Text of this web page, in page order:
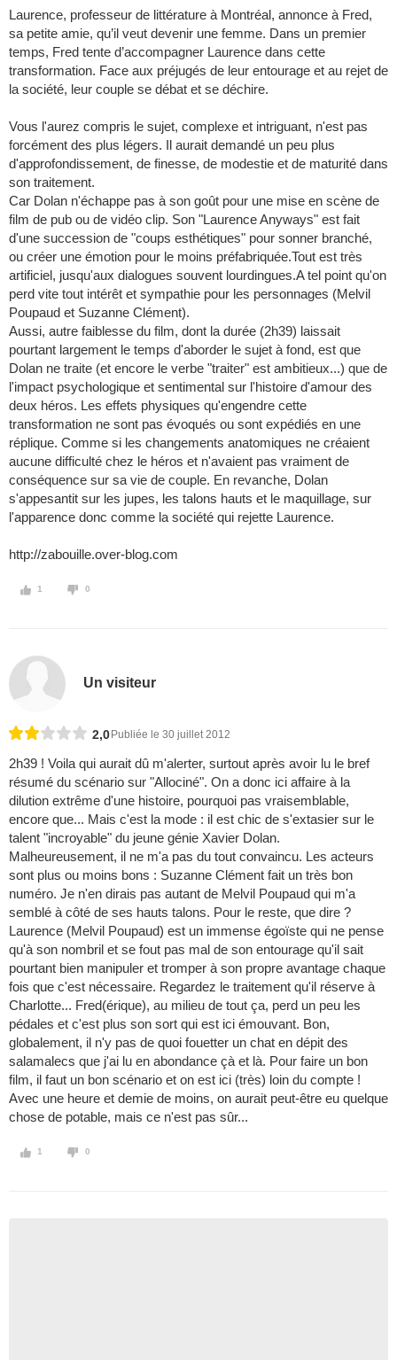
Laurence, professeur de littérature à Montréal, annonce à Fred,
sa petite amie, qu’il veut devenir une femme. Dans un premier
temps, Fred tente d’accompagner Laurence dans cette
transformation. Face aux préjugés de leur entourage et au rejet de
la société, leur couple se débat et se déchire.
Vous l'aurez compris le sujet, complexe et intriguant, n'est pas
forcément des plus légers. Il aurait demandé un peu plus
d'approfondissement, de finesse, de modestie et de maturité dans
son traitement.
Car Dolan n'échappe pas à son goût pour une mise en scène de
film de pub ou de vidéo clip. Son "Laurence Anyways" est fait
d'une succession de "coups esthétiques" pour sonner branché,
ou créer une émotion pour le moins préfabriquée.Tout est très
artificiel, jusqu'aux dialogues souvent lourdingues.A tel point qu'on
perd vite tout intérêt et sympathie pour les personnages (Melvil
Poupaud et Suzanne Clément).
Aussi, autre faiblesse du film, dont la durée (2h39) laissait
pourtant largement le temps d'aborder le sujet à fond, est que
Dolan ne traite (et encore le verbe "traiter" est ambitieux...) que de
l'impact psychologique et sentimental sur l'histoire d'amour des
deux héros. Les effets physiques qu'engendre cette
transformation ne sont pas évoqués ou sont expédiés en une
réplique. Comme si les changements anatomiques ne créaient
aucune difficulté chez le héros et n'avaient pas vraiment de
conséquence sur sa vie de couple. En revanche, Dolan
s'appesantit sur les jupes, les talons hauts et le maquillage, sur
l'apparence donc comme la société qui rejette Laurence.
http://zabouille.over-blog.com
1 0
Un visiteur
2,0 Publiée le 30 juillet 2012
2h39 ! Voila qui aurait dû m'alerter, surtout après avoir lu le bref
résumé du scénario sur "Allociné". On a donc ici affaire à la
dilution extrême d'une histoire, pourquoi pas vraisemblable,
encore que... Mais c'est la mode : il est chic de s'extasier sur le
talent "incroyable" du jeune génie Xavier Dolan.
Malheureusement, il ne m'a pas du tout convaincu. Les acteurs
sont plus ou moins bons : Suzanne Clément fait un très bon
numéro. Je n'en dirais pas autant de Melvil Poupaud qui m'a
semblé à côté de ses hauts talons. Pour le reste, que dire ?
Laurence (Melvil Poupaud) est un immense égoïste qui ne pense
qu'à son nombril et se fout pas mal de son entourage qu'il sait
pourtant bien manipuler et tromper à son propre avantage chaque
fois que c'est nécessaire. Regardez le traitement qu'il réserve à
Charlotte... Fred(érique), au milieu de tout ça, perd un peu les
pédales et c'est plus son sort qui est ici émouvant. Bon,
globalement, il n'y pas de quoi fouetter un chat en dépit des
salamalecs que j'ai lu en abondance çà et là. Pour faire un bon
film, il faut un bon scénario et on est ici (très) loin du compte !
Avec une heure et demie de moins, on aurait peut-être eu quelque
chose de potable, mais ce n'est pas sûr...
1 0